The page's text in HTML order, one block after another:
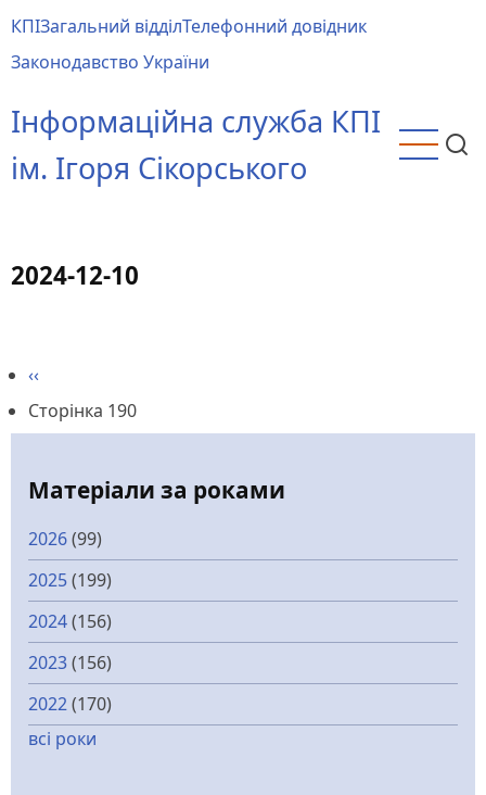
до
основного
КПІЗагальний відділТелефонний довідник
Законодавство України
Інформаційна служба КПІ
ім. Ігоря Сікорського
2024-12-10
на
Попередня
сторінка
‹‹
Сторінка 190
Матеріали за роками
2026(99)
2025(199)
2024(156)
2023(156)
2022(170)
всі роки